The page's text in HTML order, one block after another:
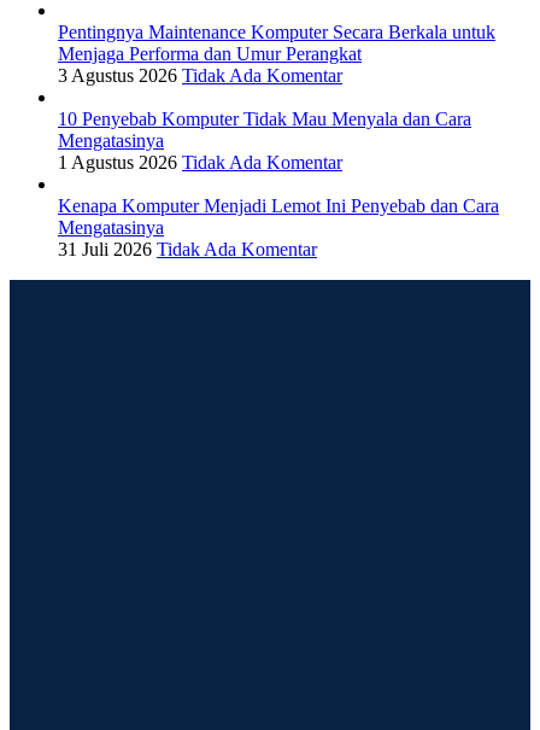
Pentingnya Maintenance Komputer Secara Berkala untuk
Menjaga Performa dan Umur Perangkat
3 Agustus 2026 Tidak Ada Komentar
10 Penyebab Komputer Tidak Mau Menyala dan Cara
Mengatasinya
1 Agustus 2026 Tidak Ada Komentar
Kenapa Komputer Menjadi Lemot Ini Penyebab dan Cara
Mengatasinya
31 Juli 2026 Tidak Ada Komentar